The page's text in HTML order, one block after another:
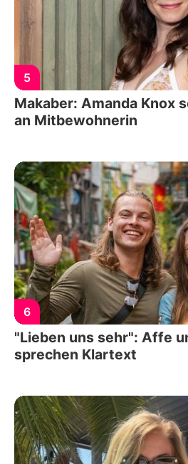
5
Makaber: Amanda Knox
an Mitbewohnerin
6
"Lieben uns sehr": Affe
sprechen Klartext